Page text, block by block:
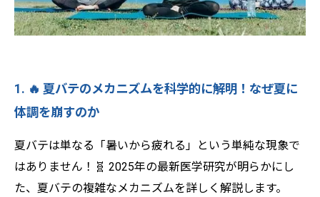
💪Light Body Gymで理想のボディへ！ 効率
的に引き締めるパーソナルトレーニング🔥
1. 🔥 夏バテのメカニズムを科学的に解明！なぜ夏に
体調を崩すのか
夏バテは単なる「暑いから疲れる」という単純な現象で
はありません！🧬 2025年の最新医学研究が明らかにし
た、夏バテの複雑なメカニズムを詳しく解説します。